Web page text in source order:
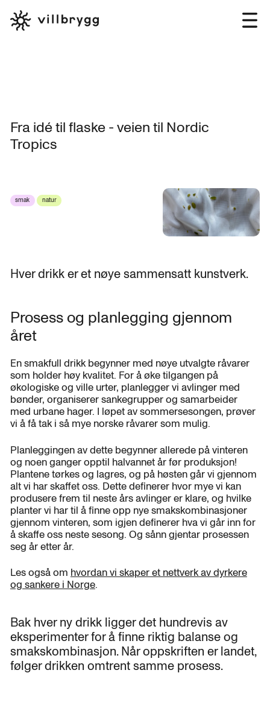
Fra idé til flaske - veien til Nordic
Tropics
smak natur
Hver drikk er et nøye sammensatt kunstverk.
Prosess og planlegging gjennom
året
En smakfull drikk begynner med nøye utvalgte råvarer
som holder høy kvalitet. For å øke tilgangen på
økologiske og ville urter, planlegger vi avlinger med
bønder, organiserer sankegrupper og samarbeider
med urbane hager. I løpet av sommersesongen, prøver
vi å få tak i så mye norske råvarer som mulig.
Planleggingen av dette begynner allerede på vinteren
og noen ganger opptil halvannet år før produksjon!
Plantene tørkes og lagres, og på høsten går vi gjennom
alt vi har skaffet oss. Dette definerer hvor mye vi kan
produsere frem til neste års avlinger er klare, og hvilke
planter vi har til å finne opp nye smakskombinasjoner
gjennom vinteren, som igjen definerer hva vi går inn for
å skaffe oss neste sesong. Og sånn gjentar prosessen
seg år etter år.
Les også om hvordan vi skaper et nettverk av dyrkere
og sankere i Norge.
Bak hver ny drikk ligger det hundrevis av
eksperimenter for å finne riktig balanse og
smakskombinasjon. Når oppskriften er landet,
følger drikken omtrent samme prosess.